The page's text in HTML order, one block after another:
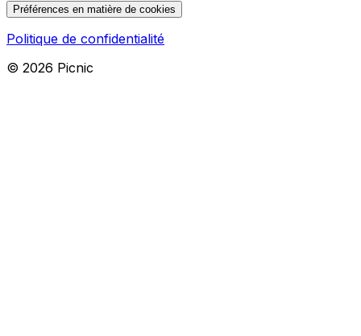
Préférences en matière de cookies
Politique de confidentialité
© 2026 Picnic